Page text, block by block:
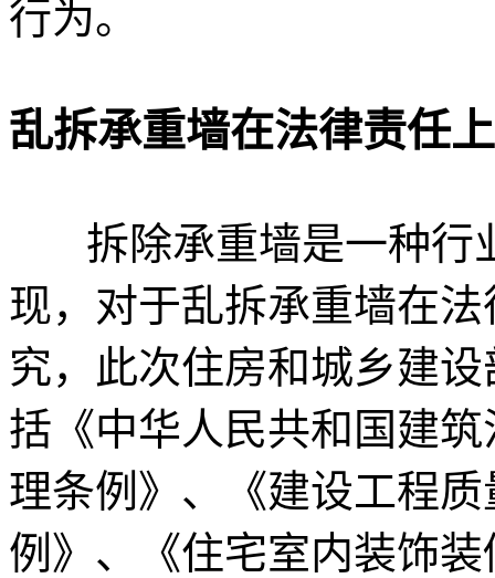
行为。
乱拆承重墙在法律责任
拆除承重墙是一种行
现，对于乱拆承重墙在
究，此次住房和城乡建
括《中华人民共和国建
理条例》、《建设工程
例》、《住宅室内装饰